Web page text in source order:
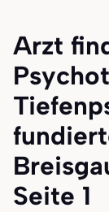
Arzt
Seite 1